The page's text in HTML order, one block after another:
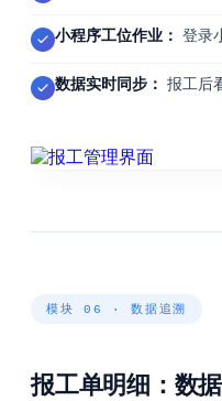
小程序工位作业： 登录
数据实时同步： 报工后
模块 06 · 数据追溯
报工单明细：数